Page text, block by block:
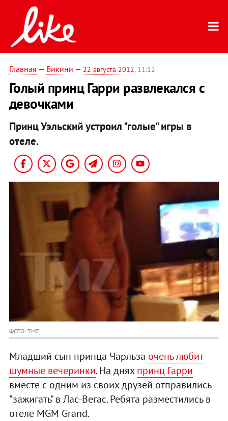
Главная — Бикини — 22 августа 2012, 11:12
Голый принц Гарри развлекался с
девочками
Принц Уэльский устроил "голые" игры в
отеле.
ФОТО: TMZ
Младший сын принца Чарльза очень любит
шумные вечеринки. На дняхпринц Гарри
вместе с одним из своих друзей отправились
"зажигать" в Лас-Вегас. Ребята разместились в
отеле MGM Grand.